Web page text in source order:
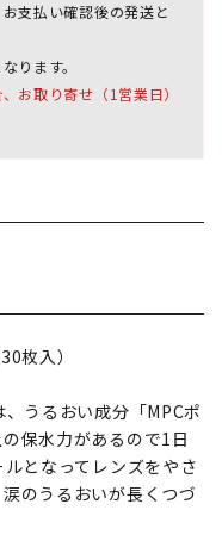
支払い確認後の発送と
ります。
お取り寄せ（1営業日）
枚入）
うるおい成分「MPCポ
保水力があるので1日
となってレンズをやさ
のうるおいが長くつづ